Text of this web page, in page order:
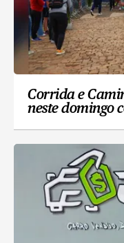
Corrida e
neste domingo